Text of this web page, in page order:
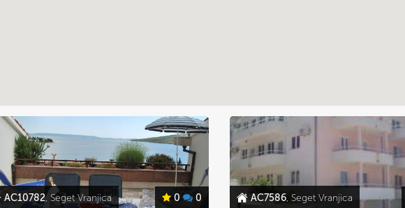
AC10782, Seget Vranjica 0 0 AC7586, Seget Vranjica